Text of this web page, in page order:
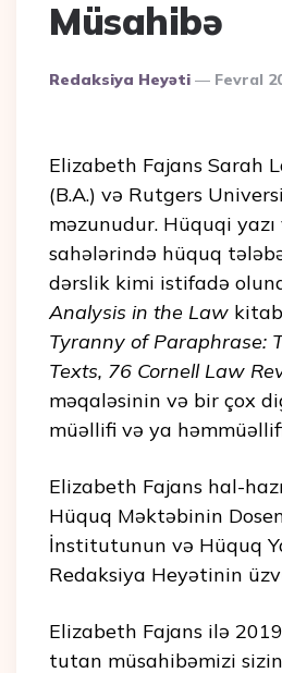
Müsahibə
Posted
Redaksiya Heyəti Fevral
Elizabeth Fajans Sarah
(B.A.) və Rutgers
məzunudur. Hüquqi yazı
sahələrində hüquq
dərslik kimi istifadə
Analysis in the Law
Tyranny of Paraphrase:
Texts, 76 Cornell Law
məqaləsinin və bir çox
müəllifi və ya
Elizabeth Fajans hal-
Hüquq Məktəbinin
İnstitutunun və Hüquq
Redaksiya Heyətinin
Elizabeth Fajans ilə
tutan müsahibəmizi